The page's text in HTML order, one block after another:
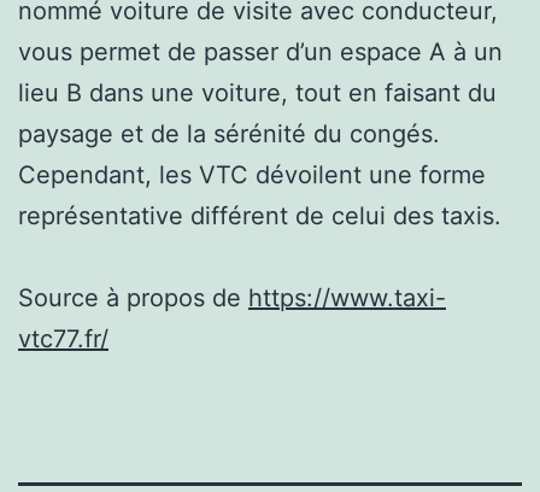
nommé voiture de visite avec conducteur,
vous permet de passer d’un espace A à un
lieu B dans une voiture, tout en faisant du
paysage et de la sérénité du congés.
Cependant, les VTC dévoilent une forme
représentative différent de celui des taxis.
Source à propos de https://www.taxi-
vtc77.fr/